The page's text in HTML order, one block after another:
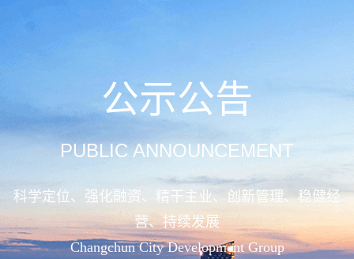
公示公告
PUBLIC ANNOUNCEMENT
科学定位、强化融资、精干主业、创新管理、稳健经
营、持续发展
Changchun City Development Group